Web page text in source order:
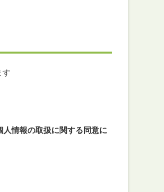
す
情報の取扱に関する同意に